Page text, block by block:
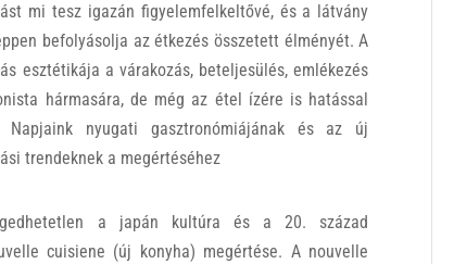
mi tesz igazán figyelemfelkeltővé, és a látvány
befolyásolja az étkezés összetett élményét. A
esztétikája a várakozás, beteljesülés, emlékezés
hármasára, de még az étel ízére is hatással
Napjaink nyugati gasztronómiájának és az új
trendeknek a megértéséhez
a japán kultúra és a 20. század
cuisiene (új konyha) megértése. A nouvelle